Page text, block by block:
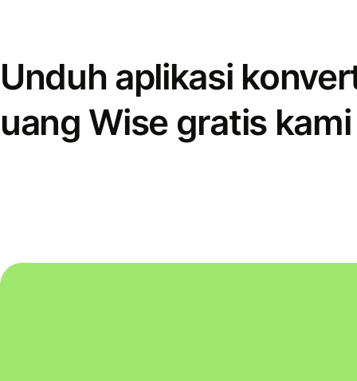
Unduh aplikasi
uang Wise gratis kami